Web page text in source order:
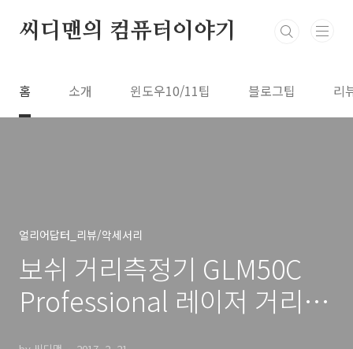
씨디맨의 컴퓨터이야기
홈 소개 윈도우10/11팁 블로그팁 리
얼리어답터_리뷰/악세서리
보쉬 거리측정기 GLM50C
Professional 레이저 거리 측